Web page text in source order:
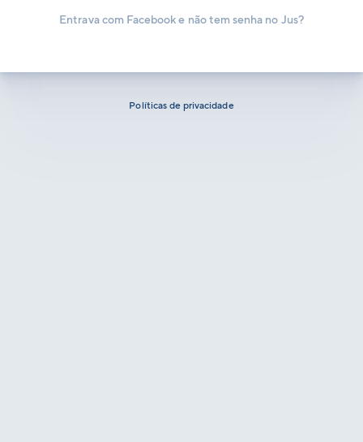
Entrava com Facebook e não tem senha no Jus?
Políticas de privacidade